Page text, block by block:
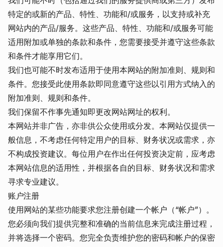
特定的或新的产品、特性、功能和/或服务，以支持或补充
网站内的产品/服务。这些产品、特性、功能和/或服务可能
适用附加或单独的条款和条件，您需要接受并遵守这些条款
和条件才能享用它们。
我们也可能不时发布适用于使用本网站的附加准则、规则和
条件。您接受此使用条款即同意遵守这些以引用方式纳入的
附加准则、规则和条件。
我们保留不作事先通知即更改网站网址的权利。
本网站并非广告，亦非供公众使用或分发。本网站仅提供一
般信息，不考虑任何特定用户的目标、财务状况或需求，亦
不构成投资建议。每位用户在作出任何投资决定前，应考虑
本网站信息的适用性，并根据各自的目标、财务状况和需求
寻求专业建议。
账户注册
使用网站的某些功能要求您注册创建一个帐户（“帐户”）。
您必须向我们提供完整和准确的当前信息来完成注册过程，
并将选择一个密码。您完全负责维护您的密码和帐户的保密